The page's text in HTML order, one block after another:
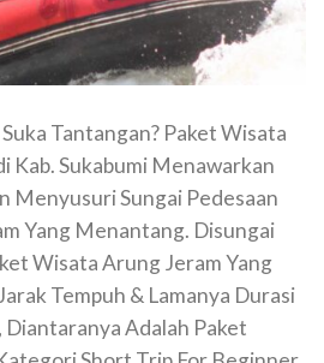
Tantangan? Paket Wisata
Kab. Sukabumi Menawarkan
Menyusuri Sungai Pedesaan
Yang Menantang. Disungai
Wisata Arung Jeram Yang
Tempuh & Lamanya Durasi
Adalah Paket